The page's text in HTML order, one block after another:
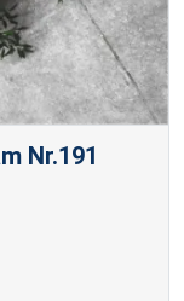
Nr.191